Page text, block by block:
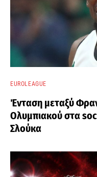
EUROLEAGUE
Ένταση μεταξύ
Ολυμπιακού στα
Σλούκα